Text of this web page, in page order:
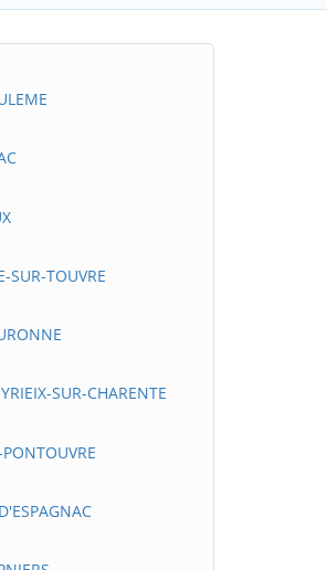
SUR-TOUVRE
SUR-CHARENTE